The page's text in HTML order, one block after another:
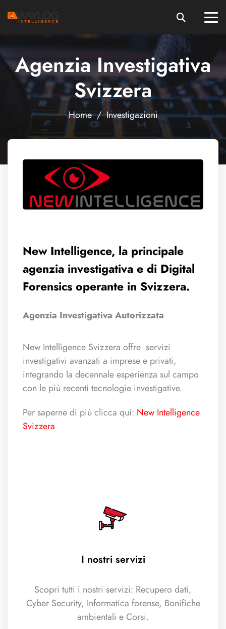
Agenzia Investigativa
Svizzera
Home/Investigazioni
New Intelligence, la principale
agenzia investigativa e di Digital
Forensics operante in Svizzera.
Agenzia Investigativa Autorizzata
New Intelligence Svizzera offre servizi
investigativi avanzati a imprese e privati,
integrando la decennale esperienza sul campo
con le più recenti tecnologie investigative.
Per saperne di più clicca qui: New Intelligence
Svizzera
I nostri servizi
Scopri tutti i nostri servizi: Recupero dati,
Cyber Security, Informatica forense, Bonifiche
ambientali e Corsi.